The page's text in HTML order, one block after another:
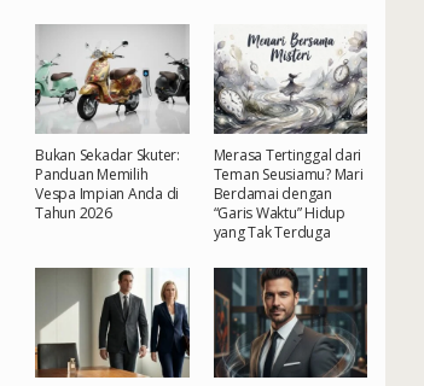
Bukan Sekadar Skuter:
Panduan Memilih
Vespa Impian Anda di
Tahun 2026
Merasa Tertinggal dari
Teman Seusiamu? Mari
Berdamai dengan
“Garis Waktu” Hidup
yang Tak Terduga